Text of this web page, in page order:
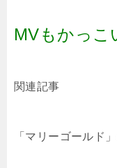
MVもかっこ
関連記事
「マリーゴールド